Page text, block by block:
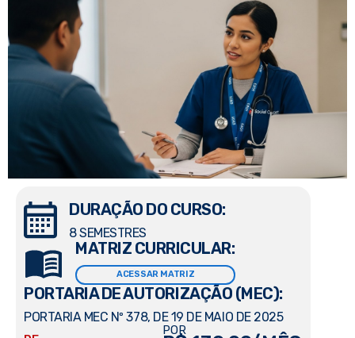
DURAÇÃO DO CURSO:
8 SEMESTRES
MATRIZ CURRICULAR:
ACESSAR MATRIZ
PORTARIA DE AUTORIZAÇÃO (MEC):
PORTARIA MEC Nº 378, DE 19 DE MAIO DE 2025
POR